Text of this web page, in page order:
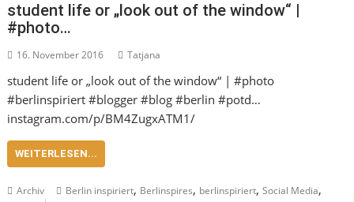
student life or „look out of the window“ |
#photo…
16. November 2016 Tatjana
student life or „look out of the window“ | #photo
#berlinspiriert #blogger #blog #berlin #potd…
instagram.com/p/BM4ZugxATM1/
WEITERLESEN...
Archiv Berlin inspiriert, Berlinspires, berlinspiriert,Social Media,